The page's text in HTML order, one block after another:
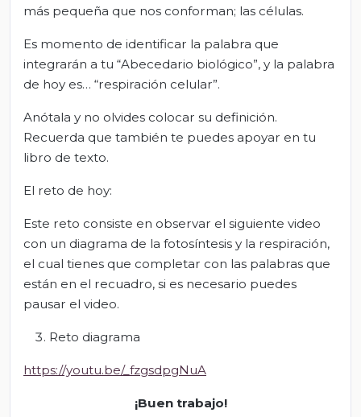
más pequeña que nos conforman; las células.
Es momento de identificar la palabra que
integrarán a tu “Abecedario biológico”, y la palabra
de hoy es… “respiración celular”.
Anótala y no olvides colocar su definición.
Recuerda que también te puedes apoyar en tu
libro de texto.
El reto de hoy:
Este reto consiste en observar el siguiente video
con un diagrama de la fotosíntesis y la respiración,
el cual tienes que completar con las palabras que
están en el recuadro, si es necesario puedes
pausar el video.
Reto diagrama
https://youtu.be/_fzgsdpgNuA
¡Buen trabajo!